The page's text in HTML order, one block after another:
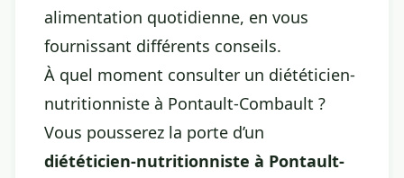
alimentation quotidienne, en vous
fournissant différents conseils.
À quel moment consulter un diététicien-
nutritionniste à Pontault-Combault ?
Vous pousserez la porte d’un
diététicien-nutritionniste à Pontault-